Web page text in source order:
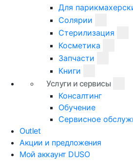
Для
Солярии
Стерилизация
Косметика
Запчасти
Книги
Услуги и сервисы
Консалтинг
Обучение
Сервисное
Outlet
Акции и предложения
Мой аккаунт DUSO